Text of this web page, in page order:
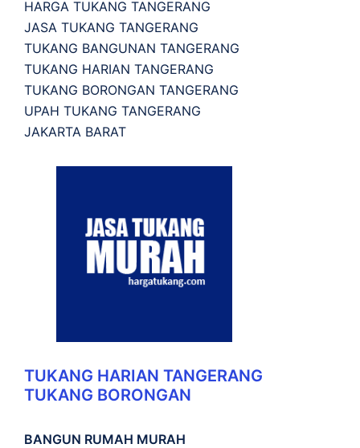
HARGA TUKANG TANGERANG
JASA TUKANG TANGERANG
TUKANG BANGUNAN TANGERANG
TUKANG HARIAN TANGERANG
TUKANG BORONGAN TANGERANG
UPAH TUKANG TANGERANG
JAKARTA BARAT
TUKANG HARIAN TANGERANG
TUKANG BORONGAN
BANGUN RUMAH MURAH